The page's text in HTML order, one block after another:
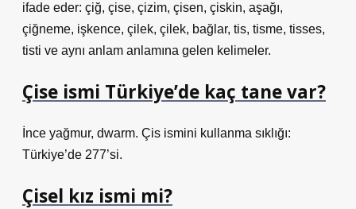
ifade eder: çiğ, çise, çizim, çisen, çiskin, aşağı,
çiğneme, işkence, çilek, çilek, bağlar, tis, tisme, tisses,
tisti ve aynı anlam anlamına gelen kelimeler.
Çise ismi Türkiye’de kaç tane var?
İnce yağmur, dwarm. Çis ismini kullanma sıklığı:
Türkiye’de 277’si.
Çisel kız ismi mi?